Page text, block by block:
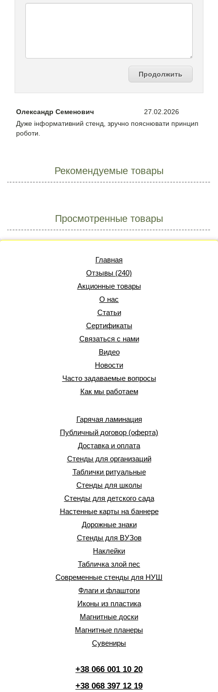
Продолжить
Олександр Семенович
27.02.2026
Дуже інформативний стенд, зручно пояснювати принцип
роботи.
Рекомендуемые товары
Просмотренные товары
Главная
Отзывы (240)
Акционные товары
О нас
Статьи
Сертификаты
Связаться с нами
Видео
Новости
Часто задаваемые вопросы
Как мы работаем
Гарячая ламинация
Публичный договор (оферта)
Доставка и оплата
Стенды для организаций
Таблички ритуальные
Стенды для школы
Стенды для детского сада
Настенные карты на баннере
Дорожные знаки
Стенды для ВУЗов
Наклейки
Табличка злой пес
Современные стенды для НУШ
Флаги и флаштоги
Иконы из пластика
Магнитные доски
Магнитные планеры
Сувениры
+38 066 001 10 20
+38 068 397 12 19